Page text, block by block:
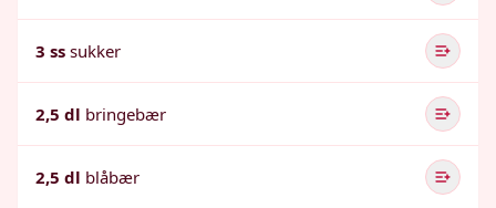
3 ss sukker
2,5 dl bringebær
2,5 dl blåbær